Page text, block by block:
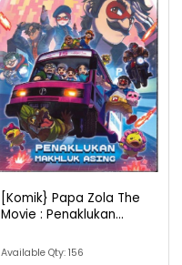
[komik} Papa Zola The
Movie : Penaklukan...
Available Qty: 156